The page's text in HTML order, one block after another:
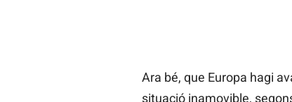
Ara bé, que Europa hagi
situació inamovible,